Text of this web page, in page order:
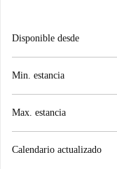
Disponible desde
Min. estancia
Max. estancia
Calendario actualizado